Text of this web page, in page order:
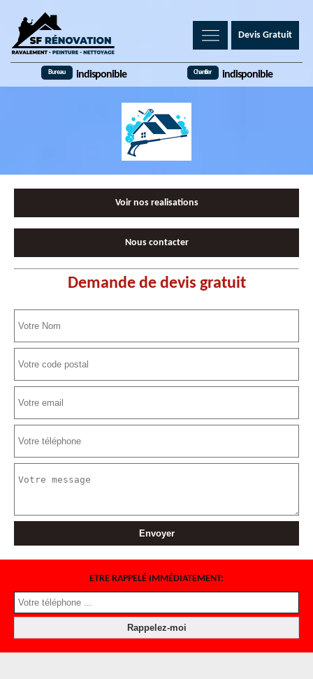
Devis Gratuit
Bureau indisponible Chantier indisponible
Voir nos realisations
Nous contacter
Demande de devis gratuit
ETRE RAPPELÉ IMMÉDIATEMENT: